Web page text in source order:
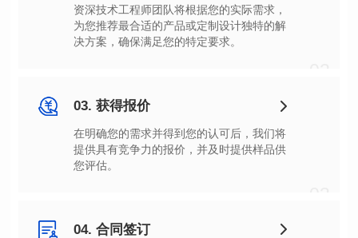
决方案，确保满足您的特定要求。
03. 获得报价
您评估。
04. 合同签订